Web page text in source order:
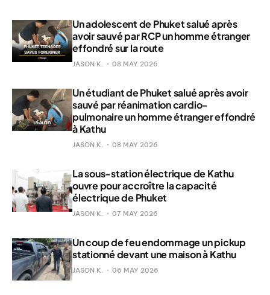
Un adolescent de Phuket salué après
avoir sauvé par RCP un homme étranger
effondré sur la route
JASON K. 08 MAY 2026
Un étudiant de Phuket salué après avoir
sauvé par réanimation cardio-
pulmonaire un homme étranger effondré
à Kathu
JASON K. 08 MAY 2026
La sous-station électrique de Kathu
ouvre pour accroître la capacité
électrique de Phuket
JASON K. 07 MAY 2026
Un coup de feu endommage un pickup
stationné devant une maison à Kathu
JASON K. 06 MAY 2026